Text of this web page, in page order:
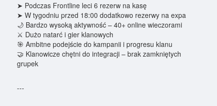
➤ Podczas Frontline leci 6 rezerw na kasę
➤ W tygodniu przed 18:00 dodatkowo rezerwy na expa
🌙 Bardzo wysoką aktywność – 40+ online wieczorami
⚔️ Dużo natarć i gier klanowych
🎯 Ambitne podejście do kampanii i progresu klanu
🤝 Klanowicze chętni do integracji – brak zamkniętych
grupek
---